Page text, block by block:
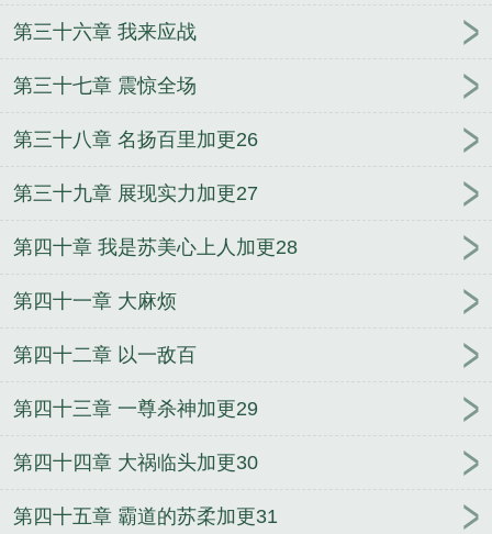
第三十六章 我来应战
第三十七章 震惊全场
第三十八章 名扬百里加更26
第三十九章 展现实力加更27
第四十章 我是苏美心上人加更28
第四十一章 大麻烦
第四十二章 以一敌百
第四十三章 一尊杀神加更29
第四十四章 大祸临头加更30
第四十五章 霸道的苏柔加更31